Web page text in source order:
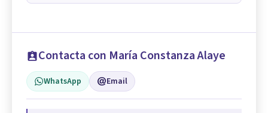
Contacta con María Constanza Alaye
WhatsApp Email